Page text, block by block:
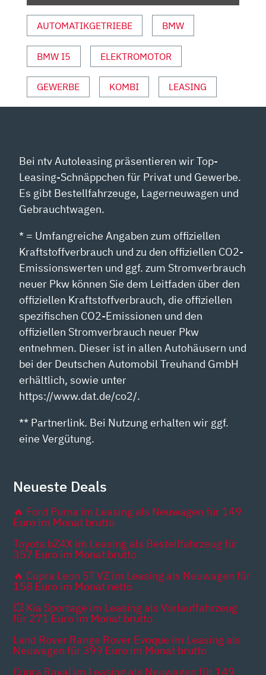
TOURING
VORSTELLUNG
MIT
PREISS“
VON
AUTOMATIKGETRIEBE BMW
BMW I5 ELEKTROMOTOR
GEWERBE KOMBI LEASING
Bei ntv Autoleasing präsentieren wir Top-
Leasing-Schnäppchen für Privat und Gewerbe.
Es gibt Bestellfahrzeuge, Lagerneuwagen und
Gebrauchtwagen.
* = Umfangreiche Angaben zum offiziellen
Kraftstoffverbrauch und zu den offiziellen CO2-
Emissionswerten und ggf. zum Stromverbrauch
neuer Pkw können Sie dem Leitfaden über den
offiziellen Kraftstoffverbrauch, die offiziellen
spezifischen CO2-Emissionen und den
offiziellen Stromverbrauch neuer Pkw
entnehmen. Dieser ist in allen Autohäusern und
bei der Deutschen Automobil Treuhand GmbH
erhältlich, sowie unter
https://www.dat.de/co2/.
** Partnerlink. Bei Nutzung erhalten wir ggf.
eine Vergütung.
Neueste Deals
🔥 Ford Puma im Leasing als Neuwagen für 149
Euro im Monat brutto
Toyota bZ4X im Leasing als Bestellfahrzeug für
357 Euro im Monat brutto
🔥 Cupra Leon ST VZ im Leasing als Neuwagen für
158 Euro im Monat netto
💥 Kia Sportage im Leasing als Vorlauffahrzeug
für 271 Euro im Monat brutto
Land Rover Range Rover Evoque im Leasing als
Neuwagen für 399 Euro im Monat brutto
Cupra Raval im Leasing als Neuwagen für 149